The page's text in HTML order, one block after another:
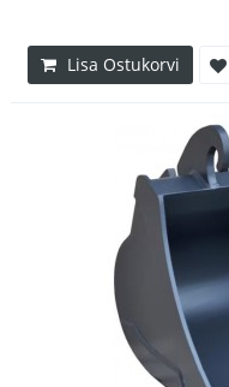
Lisa Ostukorvi